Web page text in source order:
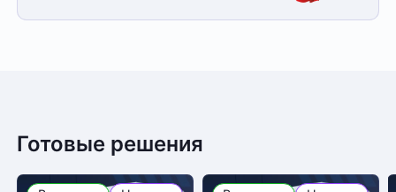
Готовые решения